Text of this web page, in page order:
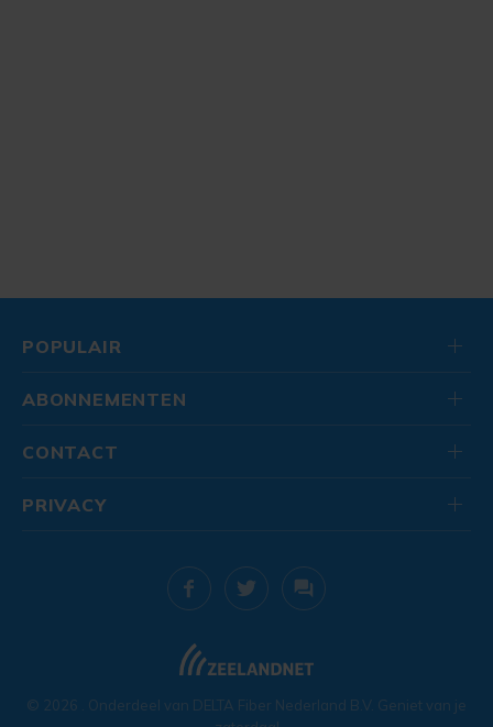
POPULAIR
ABONNEMENTEN
CONTACT
© 2026 . Onderdeel van DELTA Fiber Nederland B.V. Geniet van je
PRIVACY